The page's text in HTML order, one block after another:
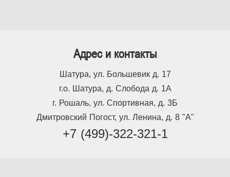
Адрес и контакты
Шатура, ул. Большевик д. 17
г.о. Шатура, д. Слобода д. 1А
г. Рошаль, ул. Спортивная, д. 3Б
Дмитровский Погост, ул. Ленина, д. 8 "А"
+7 (499)-322-321-1